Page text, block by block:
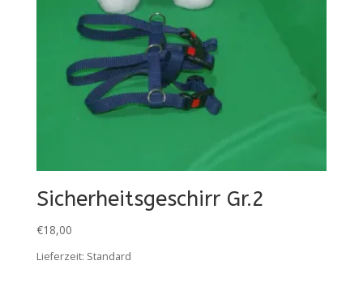
Sicherheitsgeschirr Gr.2
€18,00
Lieferzeit: Standard